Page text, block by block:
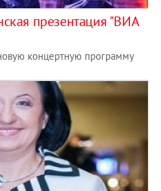
презентация "ВИА
концертную программу